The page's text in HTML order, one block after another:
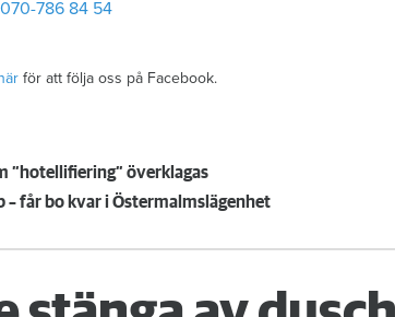
070-786 84 54
för att följa oss på Facebook.
”hotellifiering” överklagas
– får bo kvar i Östermalmslägenhet